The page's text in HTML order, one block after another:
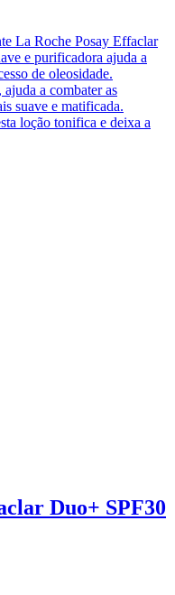
La Roche Posay Effaclar
e purificadora ajuda a
de oleosidade.
a combater as
suave e matificada.
loção tonifica e deixa a
Duo+ SPF30